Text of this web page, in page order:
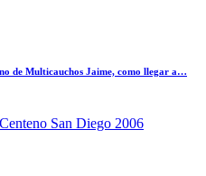
de Multicauchos Jaime, como llegar a…
San Diego 2006